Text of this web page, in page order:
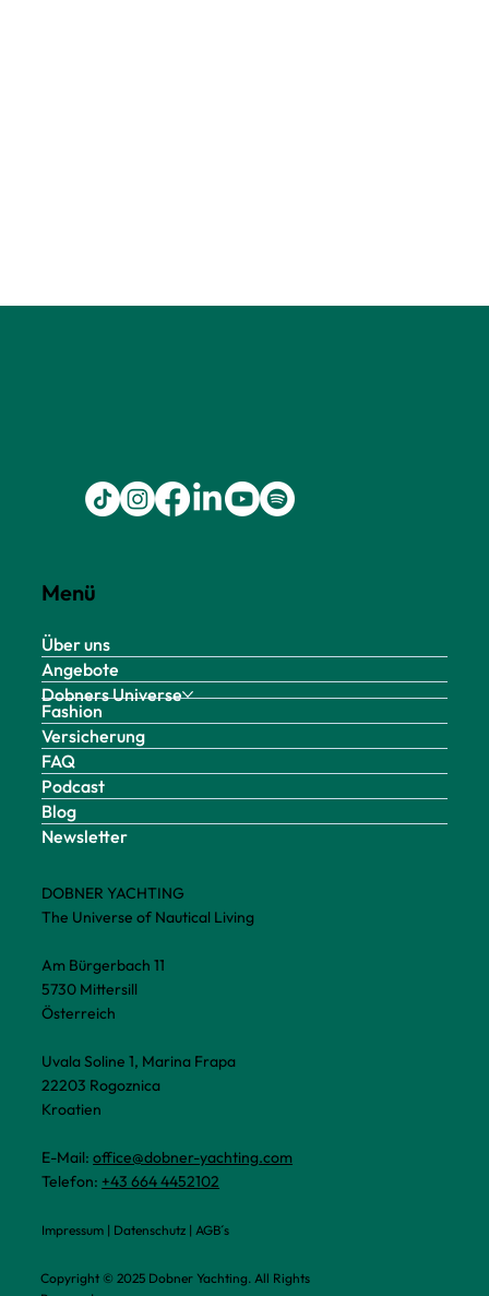
DOBNER YACHTING
The Universe of Nautical Living
Am Bürgerbach 11
5730 Mittersill
Österreich
Uvala Soline 1, Marina Frapa
22203 Rogoznica
Kroatien
E-Mail:office@dobner-yachting.com
Telefon: +43 664 4452102
Copyright © 2025 Dobner Yachting. All Rights
Impressum| Datenschutz| AGB´s
Menü
Über uns
Angebote
Dobners Universe
Fashion
Versicherung
FAQ
Podcast
Blog
Newsletter